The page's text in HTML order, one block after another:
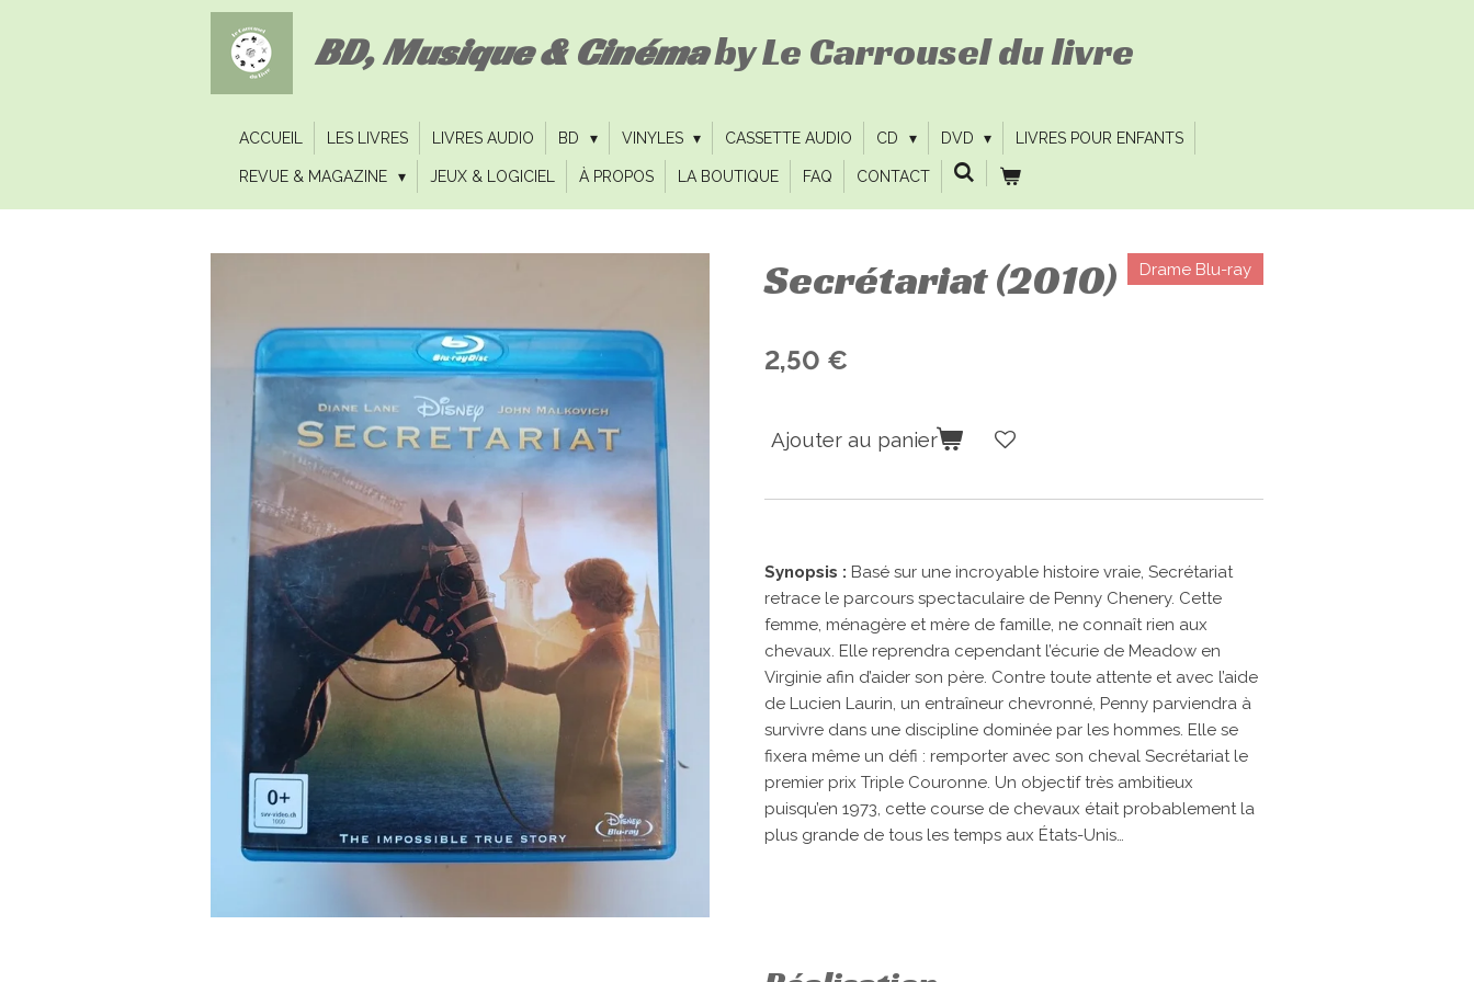
BD, Musique & Cinémaby Le Carrousel du livre
ACCUEIL LES LIVRES LIVRES AUDIO BD VINYLES CASSETTE AUDIO CD DVD LIVRES POUR ENFANTS
REVUE & MAGAZINE JEUX & LOGICIEL À PROPOS LA BOUTIQUE FAQ CONTACT
Secrétariat (2010) Drame Blu-ray
2,50 €
Ajouter au panier
Synopsis : Basé sur une incroyable histoire vraie, Secrétariat
retrace le parcours spectaculaire de Penny Chenery. Cette
femme, ménagère et mère de famille, ne connaît rien aux
chevaux. Elle reprendra cependant l’écurie de Meadow en
Virginie afin d’aider son père. Contre toute attente et avec l’aide
de Lucien Laurin, un entraîneur chevronné, Penny parviendra à
survivre dans une discipline dominée par les hommes. Elle se
fixera même un défi : remporter avec son cheval Secrétariat le
premier prix Triple Couronne. Un objectif très ambitieux
puisqu’en 1973, cette course de chevaux était probablement la
plus grande de tous les temps aux États-Unis…